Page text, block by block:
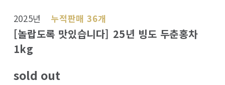
2025년 누적판매 36개
[놀랍도록 맛있습니다] 25년 빙도 두춘홍차
1kg
sold out